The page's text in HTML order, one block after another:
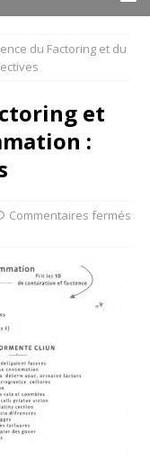
du Factoring et du
et
:
Commentaires fermés